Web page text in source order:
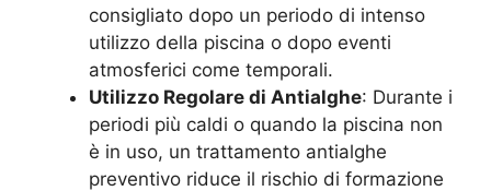
consigliato dopo un periodo di intenso
utilizzo della piscina o dopo eventi
atmosferici come temporali.
Utilizzo Regolare di Antialghe: Durante i
periodi più caldi o quando la piscina non
è in uso, un trattamento antialghe
preventivo riduce il rischio di formazione